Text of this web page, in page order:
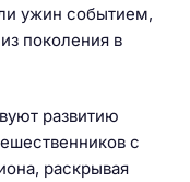
ужин событием,
поколения в
развитию
с
раскрывая